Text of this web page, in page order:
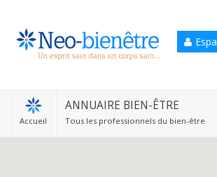
Accueil
ANNUAIRE BIEN-ÊTRE
Tous les professionnels du bien-être